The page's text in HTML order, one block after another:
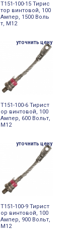
Т151-100-15 Тирис
тор винтовой, 100
Ампер, 1500 Воль
т, М12
уточнить цену
Т151-100-6 Тирист
ор винтовой, 100
Ампер, 600 Вольт,
М12
уточнить цену
Т151-100-9 Тирист
ор винтовой, 100
Ампер, 900 Вольт,
М12